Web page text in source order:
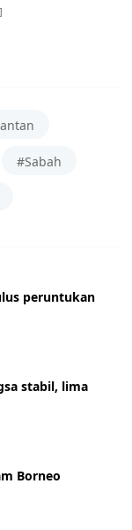
#Sabah
peruntukan
stabil, lima
Borneo